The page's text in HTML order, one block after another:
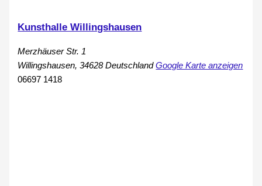
Kunsthalle Willingshausen
Merzhäuser Str. 1
Willingshausen, 34628 Deutschland Google Karte anzeigen
06697 1418